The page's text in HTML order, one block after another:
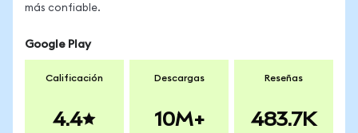
más confiable.
Google Play
Calificación
4.4
Descargas
10M+
Reseñas
483.7K